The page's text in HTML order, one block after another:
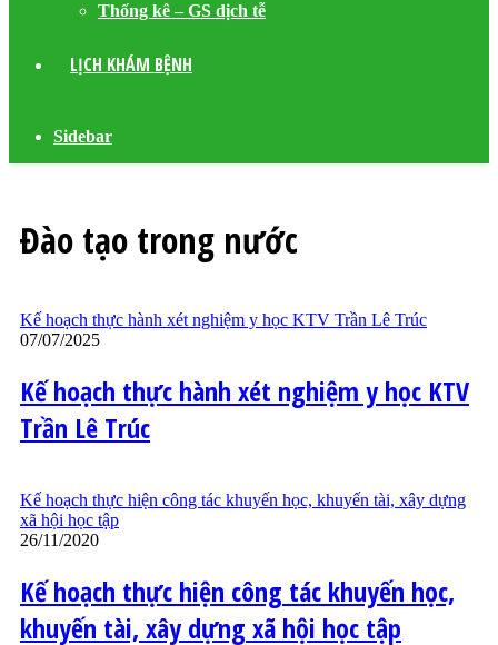
Thống kê – GS dịch tễ
LỊCH KHÁM BỆNH
Sidebar
Đào tạo trong nước
Kế hoạch thực hành xét nghiệm y học KTV Trần Lê Trúc
07/07/2025
Kế hoạch thực hành xét nghiệm y học KTV
Trần Lê Trúc
Kế hoạch thực hiện công tác khuyến học, khuyến tài, xây dựng
xã hội học tập
26/11/2020
Kế hoạch thực hiện công tác khuyến học,
khuyến tài, xây dựng xã hội học tập